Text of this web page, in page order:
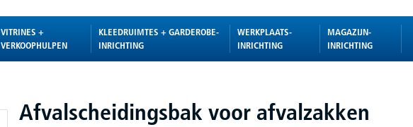
VITRINES +
VERKOOPHULPEN
KLEEDRUIMTES + GARDEROBE-
INRICHTING
WERKPLAATS-
INRICHTING
MAGAZIJN-
INRICHTING
Afvalscheidingsbak voor afvalzakken